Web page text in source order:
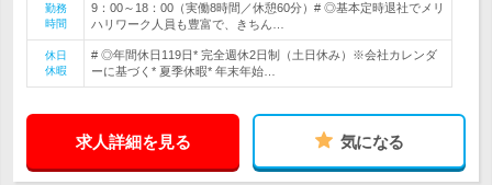
勤務
時間
9：00～18：00（実働8時間／休憩60分）# ◎基本定時退社でメリ
ハリワーク人員も豊富で、きちん…
休日
休暇
# ◎年間休日119日* 完全週休2日制（土日休み）※会社カレンダ
ーに基づく* 夏季休暇* 年末年始…
求人詳細を見る 気になる